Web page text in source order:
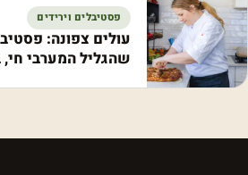
פסטיבלים וירידים
עולים צפונה:
שהגליל המערבי